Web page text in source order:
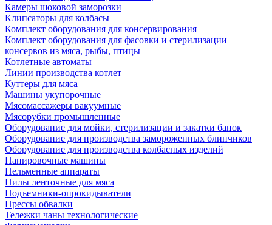
Камеры шоковой заморозки
Клипсаторы для колбасы
Комплект оборудования для консервирования
Комплект оборудования для фасовки и стерилизации
консервов из мяса, рыбы, птицы
Котлетные автоматы
Линии производства котлет
Куттеры для мяса
Машины укупорочные
Мясомассажеры вакуумные
Мясорубки промышленные
Оборудование для мойки, стерилизации и закатки банок
Оборудование для производства замороженных блинчиков
Оборудование для производства колбасных изделий
Панировочные машины
Пельменные аппараты
Пилы ленточные для мяса
Подъемники-опрокидыватели
Прессы обвалки
Тележки чаны технологические